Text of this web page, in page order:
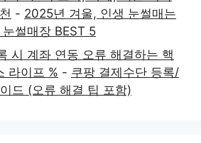
- 2025년 겨울, 인생 눈썰매는
썰매장 BEST 5
시 계좌 연동 오류 해결하는 핵
라이프 % - 쿠팡 결제수단 등록/
드 (오류 해결 팁 포함)